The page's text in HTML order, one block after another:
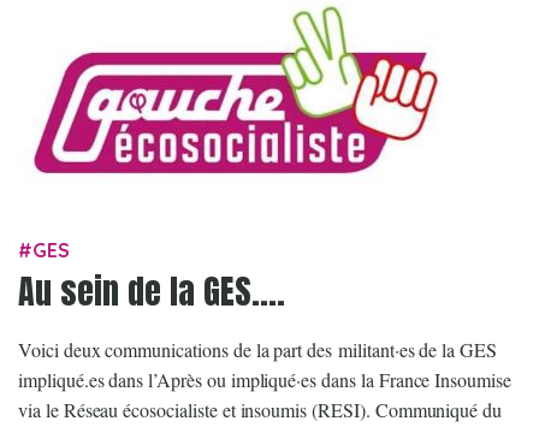
GES
Au sein de la GES….
Voici deux communications de la part des militant·es de la GES
impliqué.es dans l’Après ou impliqué·es dans la France Insoumise
via le Réseau écosocialiste et insoumis (RESI). Communiqué du